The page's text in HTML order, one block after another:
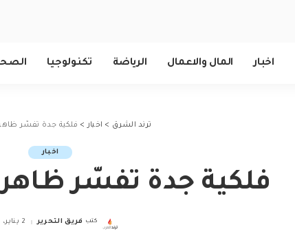
اخبار المال والاعمال الرياضة تكنولوجيا
ترند الشرق > اخبار > فلكية جدة تفسّر
اخبار
فلكية جدة تفسّر
Posted
كتب فريق التحرير 2 يناير، 2025